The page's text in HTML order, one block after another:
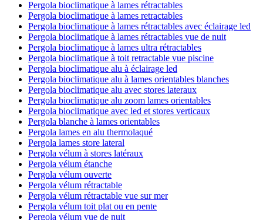
Pergola bioclimatique à lames rétractables
Pergola bioclimatique à lames retractables
Pergola bioclimatique à lames rétractables avec éclairage led
Pergola bioclimatique à lames rétractables vue de nuit
Pergola bioclimatique à lames ultra rétractables
Pergola bioclimatique à toit retractable vue piscine
Pergola bioclimatique alu à éclairage led
Pergola bioclimatique alu à lames orientables blanches
Pergola bioclimatique alu avec stores lateraux
Pergola bioclimatique alu zoom lames orientables
Pergola bioclimatique avec led et stores verticaux
Pergola blanche à lames orientables
Pergola lames en alu thermolaqué
Pergola lames store lateral
Pergola vélum à stores latéraux
Pergola vélum étanche
Pergola vélum ouverte
Pergola vélum rétractable
Pergola vélum rétractable vue sur mer
Pergola vélum toit plat ou en pente
Pergola vélum vue de nuit